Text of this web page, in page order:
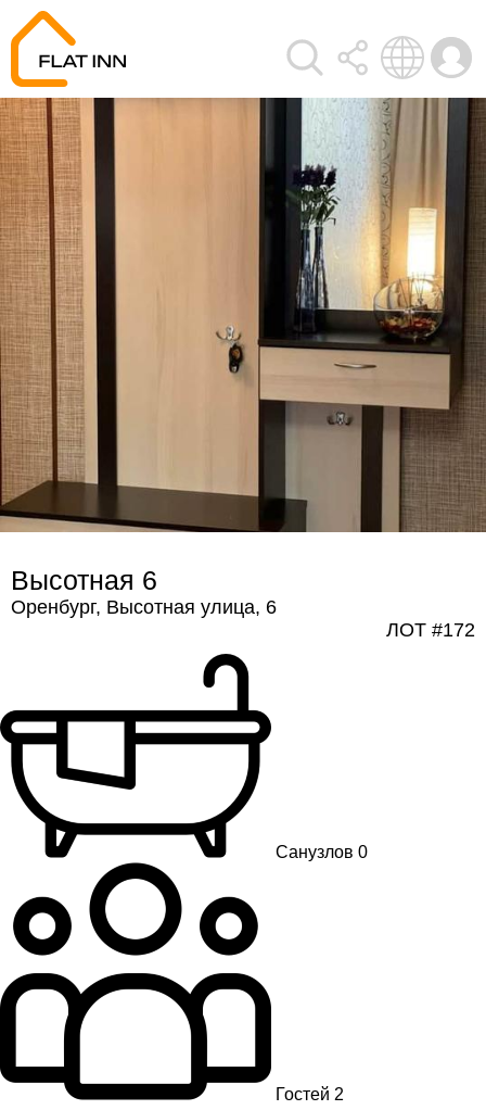
Высотная 6
Оренбург, Высотная улица, 6
ЛОТ #172
Санузлов 0
Гостей 2